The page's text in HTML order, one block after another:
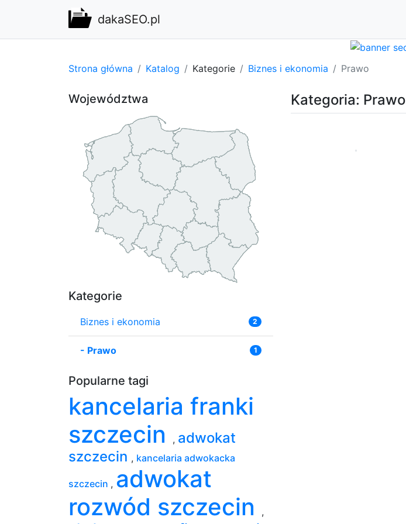
dakaSEO.pl
Strona główna Katalog Kategorie Biznes i ekonomia Prawo
Kategoria: Prawo
Województwa
Kategorie
Biznes i ekonomia 2
- Prawo 1
Popularne tagi
kancelaria franki
szczecin
, adwokat
szczecin , kancelaria adwokacka
szczecin , adwokat
rozwód szczecin
,